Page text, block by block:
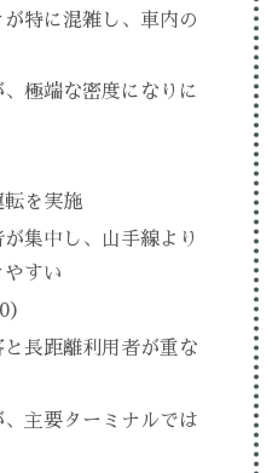
特に混雑し、車内の
極端な密度になりに
転を実施
集中し、山手線より
すい
長距離利用者が重な
主要ターミナルでは